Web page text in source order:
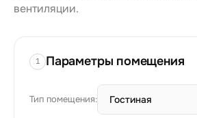
вентиляции.
1 Параметры помещения
Тип помещения: